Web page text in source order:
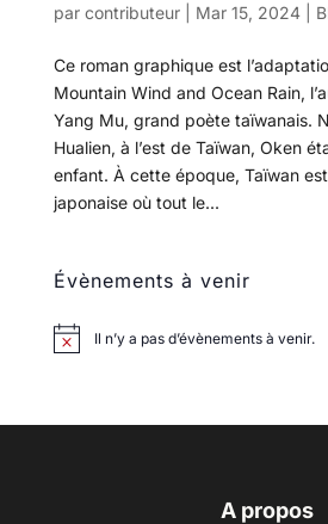
par contributeur| Mar 15, 2024|
Ce roman graphique est
Mountain Wind and Ocean Rain,
Yang Mu, grand poète taïwanais.
Hualien, à l’est de Taïwan, Oken
enfant. À cette époque, Taïwan
japonaise où tout le...
Évènements à venir
Il n’y a pas d’évènements à venir.
A propos